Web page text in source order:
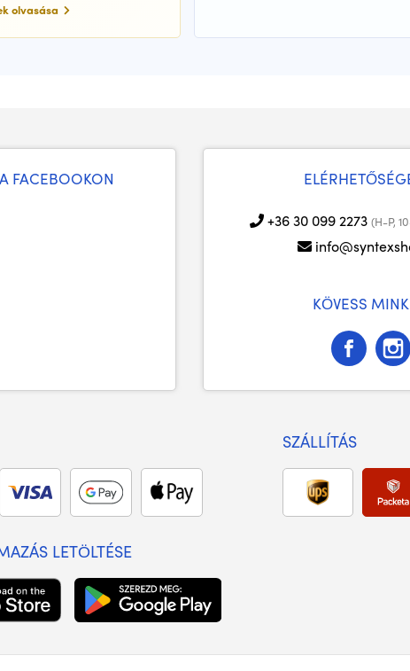
olvasása
FACEBOOKON
+36 30 099 2273 (H-P,
KÖVESS
SZÁLLÍTÁS
LETÖLTÉSE